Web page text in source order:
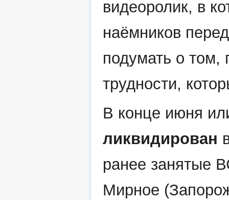
видеоролик, в
наёмников
подумать о том,
трудности,
В конце июня
ликвидирован
ранее занятые
Мирное